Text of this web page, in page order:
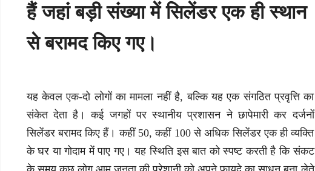
हैं जहां बड़ी संख्या में सिलेंडर एक ही स्थान
से बरामद किए गए।
यह केवल एक-दो लोगों का मामला नहीं है, बल्कि यह एक संगठित प्रवृत्ति का
संकेत देता है। कई जगहों पर स्थानीय प्रशासन ने छापेमारी कर दर्जनों
सिलेंडर बरामद किए हैं। कहीं 50, कहीं 100 से अधिक सिलेंडर एक ही व्यक्ति
के घर या गोदाम में पाए गए। यह स्थिति इस बात को स्पष्ट करती है कि संकट